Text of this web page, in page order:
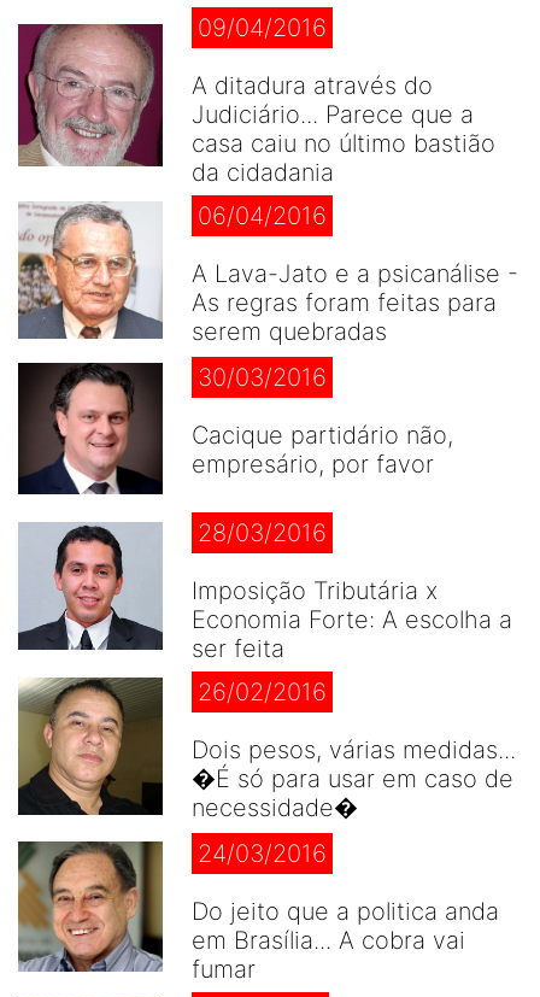
09/04/2016
A ditadura através do
Judiciário... Parece que a
casa caiu no último bastião
da cidadania
06/04/2016
A Lava-Jato e a psicanálise -
As regras foram feitas para
serem quebradas
30/03/2016
Cacique partidário não,
empresário, por favor
28/03/2016
Imposição Tributária x
Economia Forte: A escolha a
ser feita
26/02/2016
Dois pesos, várias medidas...
�É só para usar em caso de
necessidade�
24/03/2016
Do jeito que a politica anda
em Brasília... A cobra vai
fumar